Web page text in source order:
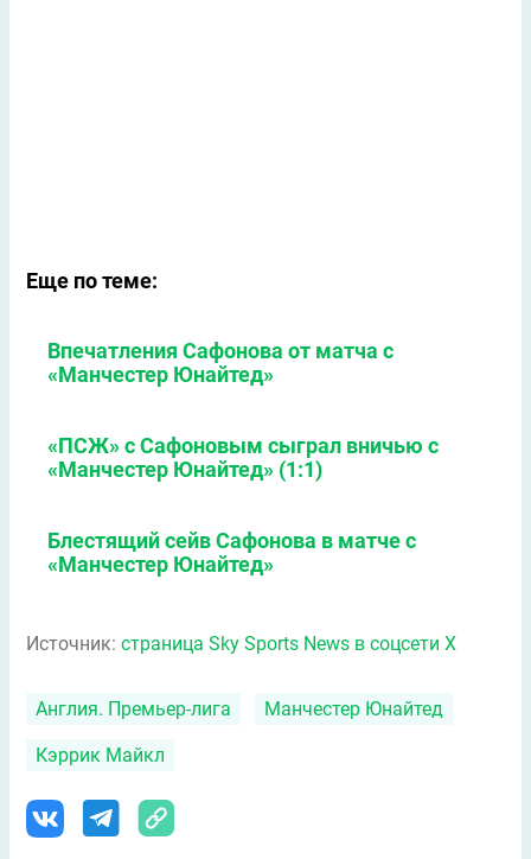
Еще по теме:
Впечатления Сафонова от матча с
«Манчестер Юнайтед»
«ПСЖ» с Сафоновым сыграл вничью с
«Манчестер Юнайтед» (1:1)
Блестящий сейв Сафонова в матче с
«Манчестер Юнайтед»
Источник: страница Sky Sports News в соцсети X
Англия. Премьер-лига Манчестер Юнайтед
Кэррик Майкл